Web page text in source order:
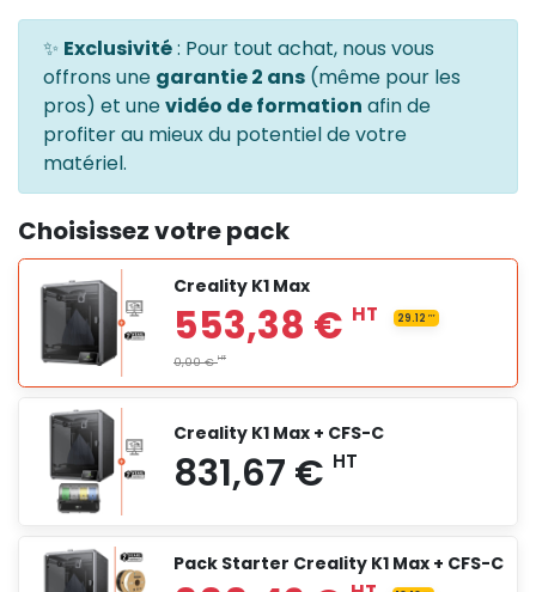
✨ Exclusivité: Pour tout achat, nous vous
offrons une garantie 2 ans (même pour les
pros) et unevidéo de formation afin de
profiter au mieux du potentiel de votre
matériel.
Choisissez votre pack
Creality K1 Max
Creality K1 Max + CFS-C
Pack Starter Creality K1 Max + CFS-C